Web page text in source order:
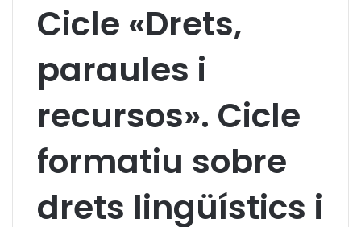
Cicle «Drets,
paraules i
recursos». Cicle
formatiu sobre
drets lingüístics i